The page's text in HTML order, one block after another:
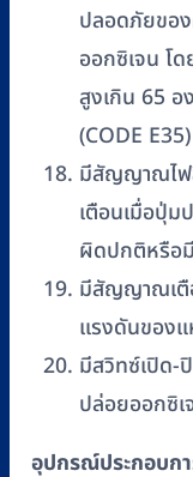
ปลอดภัยของ
ออกซิเจน โ
สูงเกิน 65 อ
(CODE
มีสัญญาณไฟ
เตือนเมื่อปุ่ม
ผิดปกติหรือ
มีสัญญาณเตื
แรงดันของ
มีสวิทซ์เปิด-
ปล่อยออกซิเ
อุปกรณ์ประกอบกา